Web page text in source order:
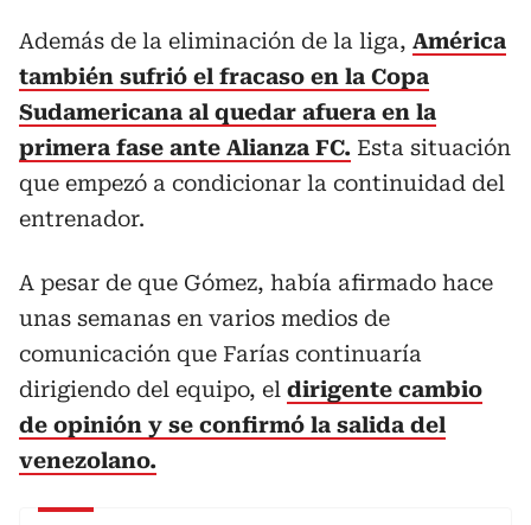
Además de la eliminación de la liga, América
también sufrió el fracaso en la Copa
Sudamericana al quedar afuera en la
primera fase ante Alianza FC. Esta situación
que empezó a condicionar la continuidad del
entrenador.
A pesar de que Gómez, había afirmado hace
unas semanas en varios medios de
comunicación que Farías continuaría
dirigiendo del equipo, el dirigente cambio
de opinión y se confirmó la salida del
venezolano.